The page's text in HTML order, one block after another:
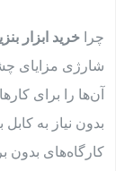
چرا خرید ابزار
شارژی مزایای
آن‌ها را برای
بدون نیاز به
کارگاه‌های بدون